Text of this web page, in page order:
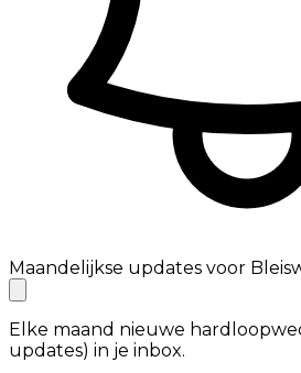
Maandelijkse updates voor
Elke maand nieuwe
updates) in je inbox.